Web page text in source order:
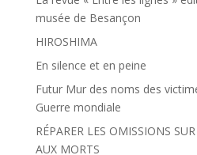
musée de Besançon
HIROSHIMA
En silence et en peine
Futur Mur des noms des
Guerre mondiale
RÉPARER LES OMISSIONS
AUX MORTS